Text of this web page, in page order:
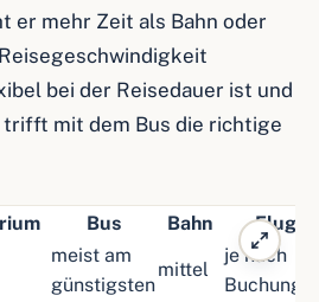
er mehr Zeit als Bahn oder
bei der Reisedauer ist und
mit dem Bus die richtige
Bus Bahn Flug
meist am
günstigsten
mittel
je nach
Buchung